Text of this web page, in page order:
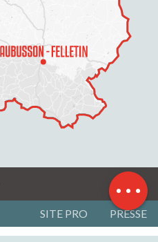
Description
Contacter par
email
SITE PRO PRESSE